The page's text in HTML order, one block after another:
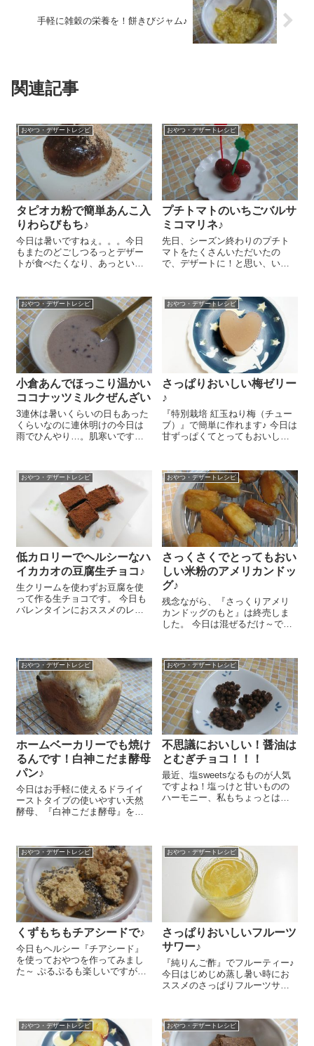
手軽に雑穀の栄養を！餅きびジャム♪
関連記事
おやつ・デザートレシピ
タピオカ粉で簡単あんこ入
りわらびもち♪
今日は暑いですねぇ。。。今日
もまたのどごしつるっとデザー
トが食べたくなり、あっという
からして元気になれそうでしょ
＾＾。 まず、あんこを20g×6個
に丸めておき、6個の小鉢にラ
ッ...
おやつ・デザートレシピ
プチトマトのいちごバルサ
ミコマリネ♪
先日、シーズン終わりのプチト
マトをたくさんいただいたの
で、デザートに！と思い、いち
ぱりした甘さのプチトマト、は
まりますよ～♪ プチトマト 1パ
ックは湯むきします。『bio 有
おやつ・デザートレシピ
小倉あんでほっこり温かい
ココナッツミルクぜんざい
3連休は暑いくらいの日もあった
くらいなのに連休明けの今日は
雨でひんやり…。肌寒いです。
ました。ぜんざいと言っても普
通のぜんざいじゃなくておいし
いココナッツミルクがたっぷり
入ったココナッ...
おやつ・デザートレシピ
さっぱりおいしい梅ゼリー
♪
『特別栽培 紅玉ねり梅（チュー
ブ）』で簡単に作れます♪ 今日は
甘ずっぱくてとってもおいしい
り梅（チューブ）』 チューブ
で15～20㎝くらい、メープルシ
ロップ...
おやつ・デザートレシピ
低カロリーでヘルシーなハ
イカカオの豆腐生チョコ♪
生クリームを使わずお豆腐を使
って作る生チョコです。 今日も
バレンタインにおススメのレシ
しいですよ～(^-^)...
おやつ・デザートレシピ
さっくさくでとってもおい
しい米粉のアメリカンドッ
グ♪
残念ながら、『さっくりアメリ
カンドッグのもと』は終売しま
した。 今日は混ぜるだけ～で簡
てのさっくさくは止められな
い、止まらない～！すっごくお
いしかったです～(^-^...
おやつ・デザートレシピ
ホームベーカリーでも焼け
るんです！白神こだま酵母
パン♪
今日はお手軽に使えるドライイ
ーストタイプの使いやすい天然
酵母、『白神こだま酵母』を使
ご紹介しまーす ホームベーカリ
ーの釜にパン用強力粉（国産小
麦使用） 250g、てんさい糖
6g、塩...
おやつ・デザートレシピ
不思議においしい！醤油は
とむぎチョコ！！！
最近、塩sweetsなるものが人気
ですよね！塩っけと甘いものの
ハーモニー、私もちょっとはま
少々をたらしてそこに...
おやつ・デザートレシピ
くずもちもチアシードで♪
今日もヘルシー『チアシード』
を使っておやつを作ってみまし
た～ ぷるぷるも楽しいですが、
ないから 簡単でおいしいなんて
おやつ・デザートレシピ
さっぱりおいしいフルーツ
サワー♪
『純りんご酢』でフルーティー♪
今日はじめじめ蒸し暑い時にお
ススメのさっぱりフルーツサワ
ます。今回は文旦を使いまし
た。皮をむいて身を取り出して
200g用意...
おやつ・デザートレシピ おやつ・デザートレシピ